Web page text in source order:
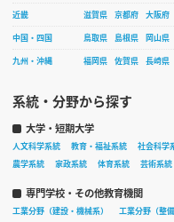
近畿
滋賀県 京都府 大阪府
中国・四国
鳥取県 島根県 岡山県
九州・沖縄
福岡県 佐賀県 長崎県
系統・分野から探す
大学・短期大学
人文科学系統 教育・福祉系統 社会科学
農学系統
家政系統 体育系統 芸術系統
専門学校・その他教育機関
工業分野（建設・機械系） 工業分野（整備